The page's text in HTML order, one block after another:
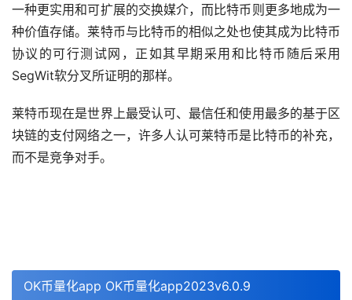
一种更实用和可扩展的交换媒介，而比特币则更多地成为一
种价值存储。莱特币与比特币的相似之处也使其成为比特币
协议的可行测试网，正如其早期采用和比特币随后采用
SegWit软分叉所证明的那样。
莱特币现在是世界上最受认可、最信任和使用最多的基于区
块链的支付网络之一，许多人认可莱特币是比特币的补充，
而不是竞争对手。
OK币量化app OK币量化app2023v6.0.9